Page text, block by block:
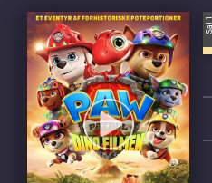
Sal 1